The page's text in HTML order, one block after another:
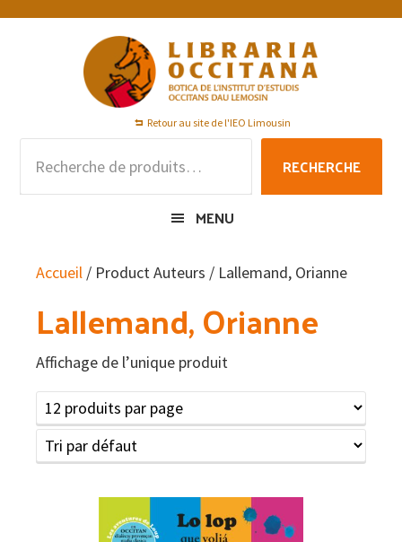
Passer
Passer
Passer
Retour au site de l'IEO Limousin
pour :
RECHERCHE
MENU
Accueil / Product Auteurs / Lallemand, Orianne
Lallemand, Orianne
Affichage de l’unique produit